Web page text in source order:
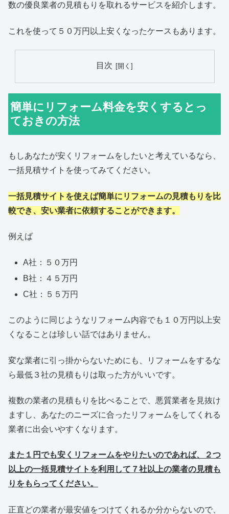
数の優良業者の見積もりを取れるサービスを紹介します。
これを使って５０万円以上安くなったケースもあります。
目次
簡単にリフォーム料金を安くするとっ
ておきの方法
もしあなたが安くリフォームをしたいと考えているなら、
一括見積サイトを使ってみてください。
一括見積サイトを使えば簡単にリフォームの見積もりを比
較でき、安い業者に依頼することができます。
例えば
A社：５０万円
B社：４５万円
C社：５５万円
このように同じようなリフォーム内容でも１０万円以上安
くなることは珍しい話ではありません。
変な業者に引っ掛からないためにも、リフォームをするな
ら最低３社の見積もりは取った方がいいです。
複数の業者の見積もりを比べることで、悪質業者を見抜け
ますし、あなたのニーズに合ったリフォームをしてくれる
業者に出会いやすくなります。
また１円でも安くリフォームをやりたいのであれば、２つ
以上の一括見積サイトを利用して７社以上の業者の見積も
りをもらってください。
正直どの業者が最安値をつけてくれるか分からないので、